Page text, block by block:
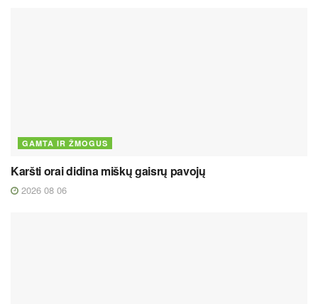
GAMTA IR ŽMOGUS
Karšti orai didina miškų gaisrų pavojų
2026 08 06